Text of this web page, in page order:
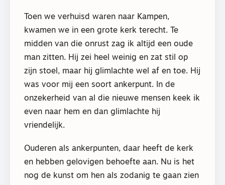
Toen we verhuisd waren naar Kampen,
kwamen we in een grote kerk terecht. Te
midden van die onrust zag ik altijd een oude
man zitten. Hij zei heel weinig en zat stil op
zijn stoel, maar hij glimlachte wel af en toe. Hij
was voor mij een soort ankerpunt. In de
onzekerheid van al die nieuwe mensen keek ik
even naar hem en dan glimlachte hij
vriendelijk.
Ouderen als ankerpunten, daar heeft de kerk
en hebben gelovigen behoefte aan. Nu is het
nog de kunst om hen als zodanig te gaan zien